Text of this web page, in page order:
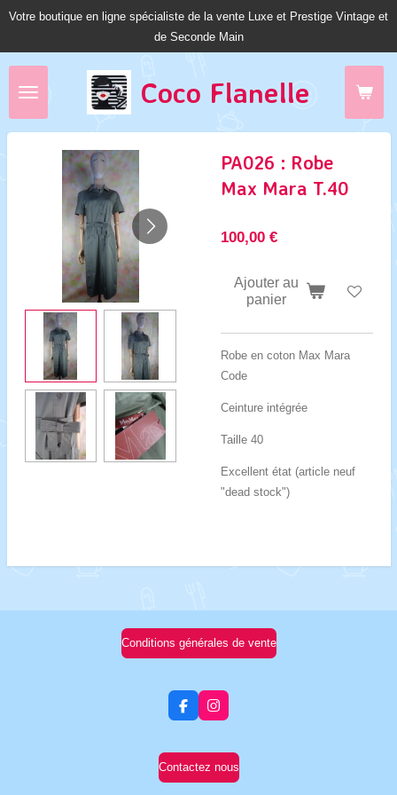
Passer
Coco Flanelle
Votre boutique en ligne spécialiste de la vente Luxe et Prestige Vintage et
de Seconde Main
PA026 : Robe
Max Mara T.40
100,00 €
Ajouter au
panier
Robe en coton Max Mara
Code
Ceinture intégrée
Taille 40
Excellent état (article neuf
"dead stock")
Conditions générales de vente
F
a
e
b
I
n
t
a
Contactez nous